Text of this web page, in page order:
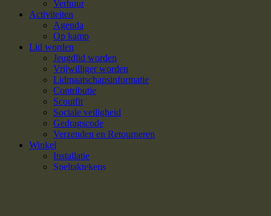
Verhuur
Activiteiten
Agenda
Op kamp
Lid worden
Jeugdlid worden
Vrijwilliger worden
Lidmaatschapsinformatie
Contributie
Scoutfit
Sociale veiligheid
Gedragscode
Verzenden en Retourneren
Winkel
Installatie
Speltaktekens